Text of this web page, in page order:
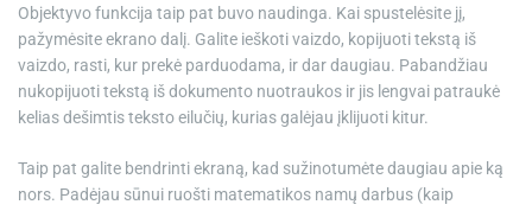
Objektyvo funkcija taip pat buvo naudinga. Kai spustelėsite jį,
pažymėsite ekrano dalį. Galite ieškoti vaizdo, kopijuoti tekstą iš
vaizdo, rasti, kur prekė parduodama, ir dar daugiau. Pabandžiau
nukopijuoti tekstą iš dokumento nuotraukos ir jis lengvai patraukė
kelias dešimtis teksto eilučių, kurias galėjau įklijuoti kitur.
Taip pat galite bendrinti ekraną, kad sužinotumėte daugiau apie ką
nors. Padėjau sūnui ruošti matematikos namų darbus (kaip